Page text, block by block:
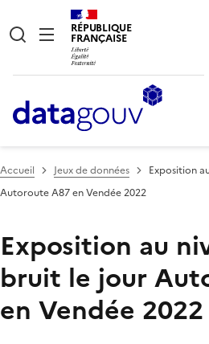
RÉPUBLIQUE
FRANÇAISE
Accueil Jeux de données
Exposition
Autoroute A87 en Vendée 2022
Exposition au
bruit le jour
en Vendée 2022